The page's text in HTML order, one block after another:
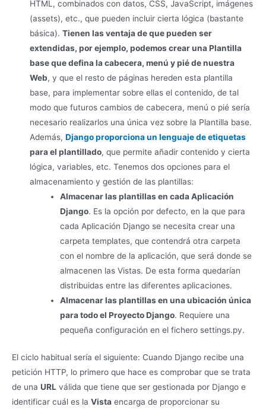
HTML, combinados con datos, CSS, JavaScript, imágenes
(assets), etc., que pueden incluir cierta lógica (bastante
básica). Tienen las ventaja de que pueden ser
extendidas, por ejemplo, podemos crear una Plantilla
base que defina la cabecera, menú y pié de nuestra
Web, y que el resto de páginas hereden esta plantilla
base, para implementar sobre ellas el contenido, de tal
modo que futuros cambios de cabecera, menú o pié sería
necesario realizarlos una única vez sobre la Plantilla base.
Además, Django proporciona un lenguaje de etiquetas
para el plantillado, que permite añadir contenido y cierta
lógica, variables, etc. Tenemos dos opciones para el
almacenamiento y gestión de las plantillas:
Almacenar las plantillas en cada Aplicación
Django. Es la opción por defecto, en la que para
cada Aplicación Django se necesita crear una
carpeta templates, que contendrá otra carpeta
con el nombre de la aplicación, que será donde se
almacenen las Vistas. De esta forma quedarían
distribuidas entre las diferentes aplicaciones.
Almacenar las plantillas en una ubicación única
para todo el Proyecto Django. Requiere una
pequeña configuración en el fichero settings.py.
El ciclo habitual sería el siguiente: Cuando Django recibe una
petición HTTP, lo primero que hace es comprobar que se trata
de una URL válida que tiene que ser gestionada por Django e
identificar cuál es la Vista encarga de proporcionar su